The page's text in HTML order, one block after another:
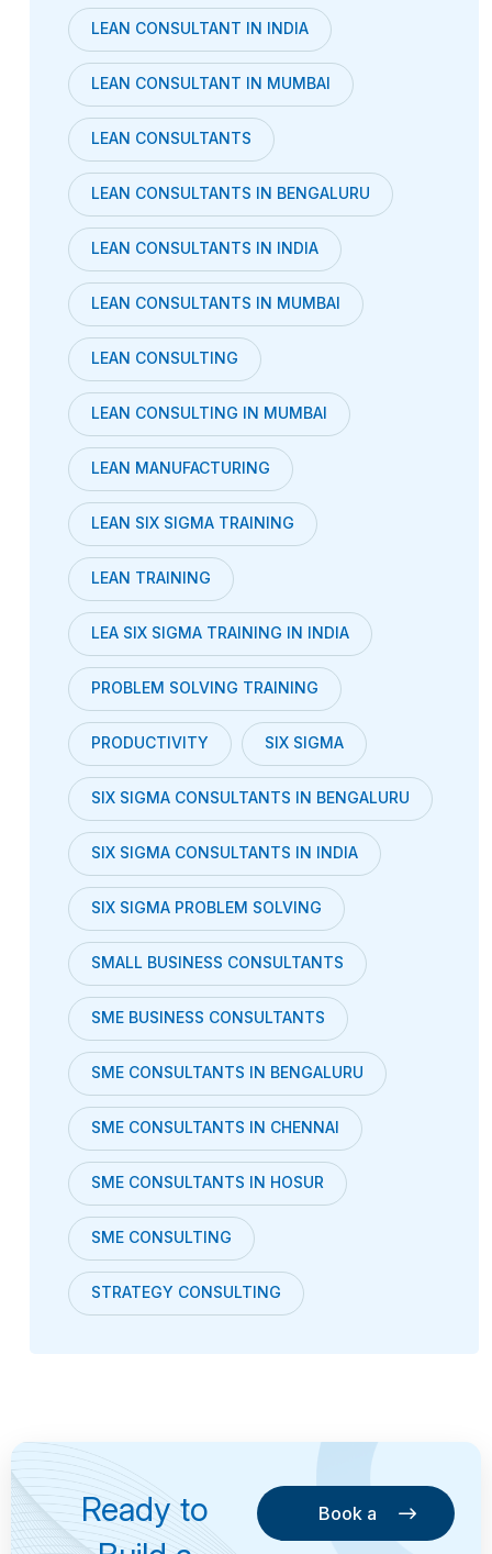
LEAN CONSULTANT IN INDIA
LEAN CONSULTANT IN MUMBAI
LEAN CONSULTANTS
LEAN CONSULTANTS IN BENGALURU
LEAN CONSULTANTS IN INDIA
LEAN CONSULTANTS IN MUMBAI
LEAN CONSULTING
LEAN CONSULTING IN MUMBAI
LEAN MANUFACTURING
LEAN SIX SIGMA TRAINING
LEAN TRAINING
LEA SIX SIGMA TRAINING IN INDIA
PROBLEM SOLVING TRAINING
PRODUCTIVITY SIX SIGMA
SIX SIGMA CONSULTANTS IN BENGALURU
SIX SIGMA CONSULTANTS IN INDIA
SIX SIGMA PROBLEM SOLVING
SMALL BUSINESS CONSULTANTS
SME BUSINESS CONSULTANTS
SME CONSULTANTS IN BENGALURU
SME CONSULTANTS IN CHENNAI
SME CONSULTANTS IN HOSUR
SME CONSULTING
STRATEGY CONSULTING
Ready to
Book a
Consultation
Book a